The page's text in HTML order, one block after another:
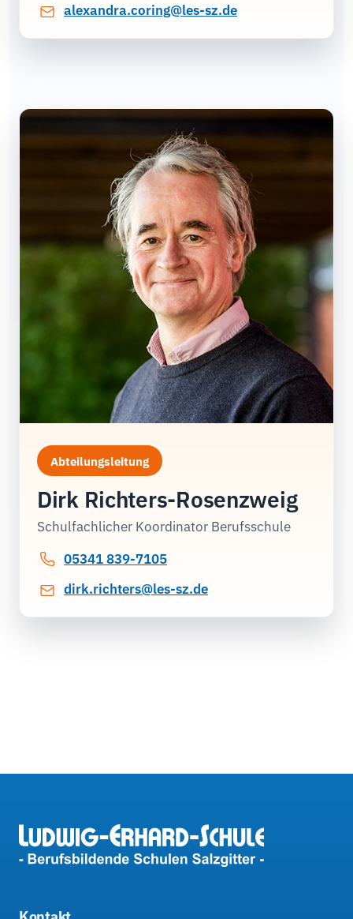
alexandra.coring@les-sz.de
Abteilungsleitung
Dirk Richters-Rosenzweig
Schulfachlicher Koordinator Berufsschule
05341 839-7105
dirk.richters@les-sz.de